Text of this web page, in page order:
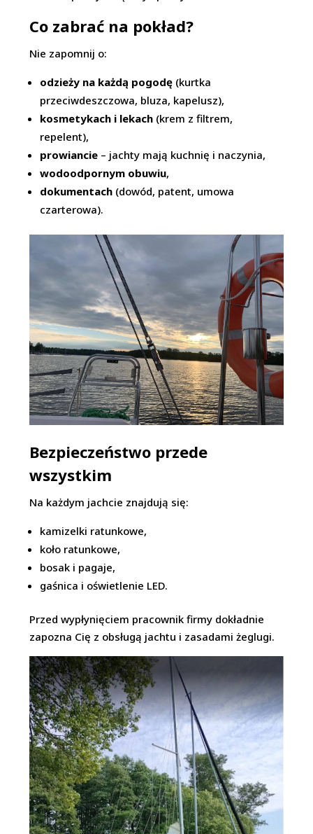
Co zabrać na pokład?
Nie zapomnij o:
odzieży na każdą pogodę (kurtka
przeciwdeszczowa, bluza, kapelusz),
kosmetykach i lekach (krem z filtrem,
repelent),
prowiancie – jachty mają kuchnię i naczynia,
wodoodpornym obuwiu,
dokumentach (dowód, patent, umowa
czarterowa).
Bezpieczeństwo przede
wszystkim
Na każdym jachcie znajdują się:
kamizelki ratunkowe,
koło ratunkowe,
bosak i pagaje,
gaśnica i oświetlenie LED.
Przed wypłynięciem pracownik firmy dokładnie
zapozna Cię z obsługą jachtu i zasadami żeglugi.